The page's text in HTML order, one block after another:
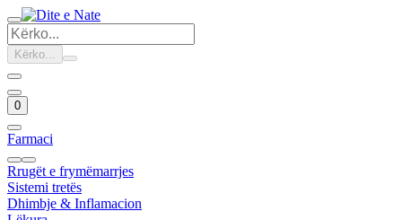
Kërko...
0
Farmaci
Rrugët e frymëmarrjes
Sistemi tretës
Dhimbje & Inflamacion